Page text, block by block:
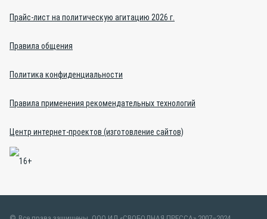
Прайс-лист на политическую агитацию 2026 г.
Правила общения
Политика конфиденциальности
Правила применения рекомендательных технологий
Центр интернет-проектов (изготовление сайтов)